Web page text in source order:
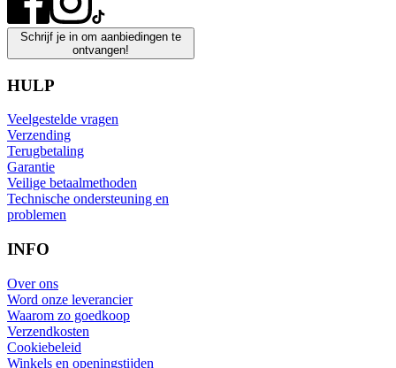
Schrijf je in om aanbiedingen te
ontvangen!
HULP
Veelgestelde vragen
Verzending
Terugbetaling
Garantie
Veilige betaalmethoden
Technische ondersteuning en
problemen
INFO
Over ons
Word onze leverancier
Waarom zo goedkoop
Verzendkosten
Cookiebeleid
Winkels en openingstijden